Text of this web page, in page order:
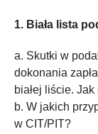
1. Biała lista
a. Skutki w
dokonania
białej liście.
b. W jakich
w CIT/PIT?